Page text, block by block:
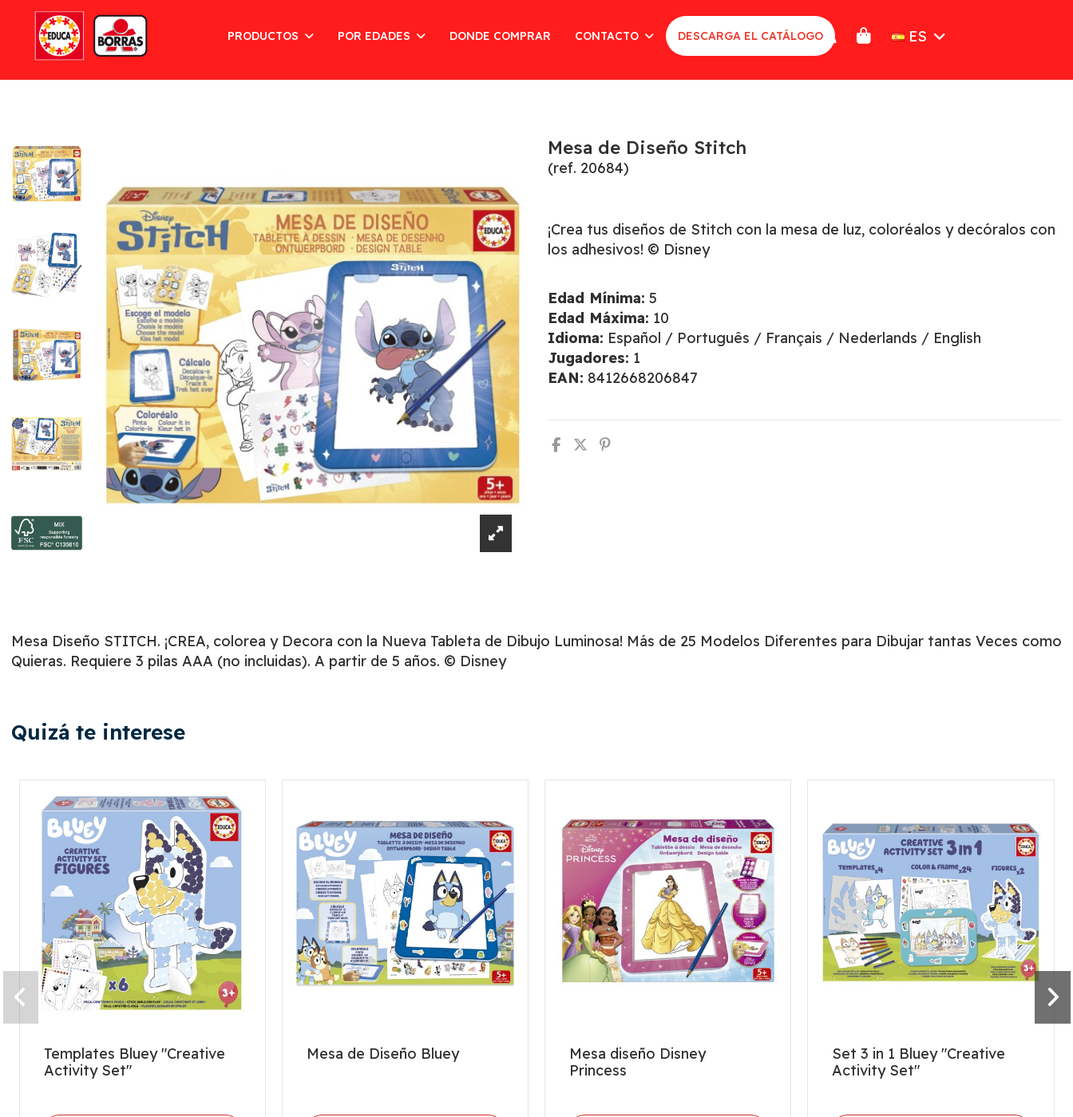
PRODUCTOS POR EDADES DONDE COMPRAR CONTACTO DESCARGA EL CATÁLOGO ES
Mesa de Diseño Stitch
(ref. 20684)
¡Crea tus diseños de Stitch con la mesa de luz, coloréalos y decóralos con
los adhesivos! © Disney
Edad Mínima: 5
Edad Máxima: 10
Idioma: Español / Português / Français / Nederlands / English
Jugadores: 1
EAN: 8412668206847
Mesa Diseño STITCH. ¡CREA, colorea y Decora con la Nueva Tableta de Dibujo Luminosa! Más de 25 Modelos Diferentes para Dibujar tantas Veces como
Quieras. Requiere 3 pilas AAA (no incluidas). A partir de 5 años. © Disney
Quizá te interese
Templates Bluey "Creative
Activity Set"
Mesa de Diseño Bluey
Mesa diseño Disney
Princess
Set 3 in 1 Bluey "Creative
Activity Set"